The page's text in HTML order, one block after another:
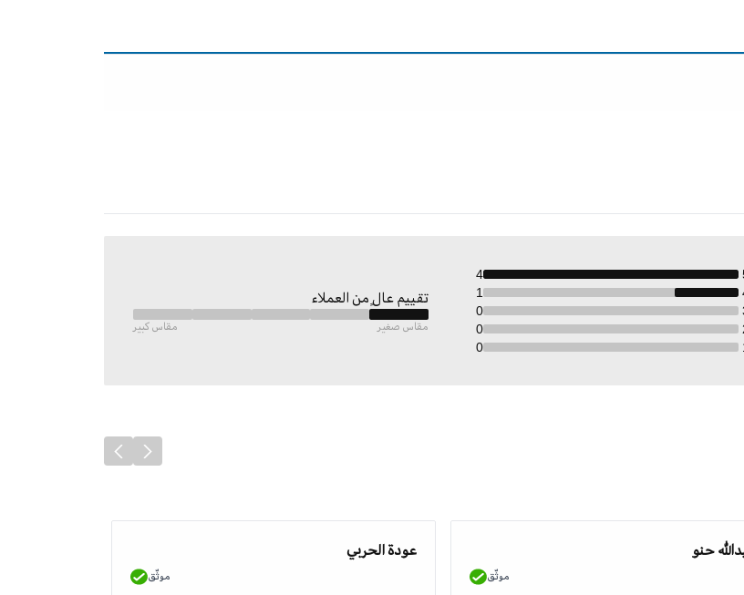
4
1
0
0
0
تقييم عالٍ من العملاء
مقاس صغير مقاس كبير
حنو
موثّق
عودة الحربي
موثّق